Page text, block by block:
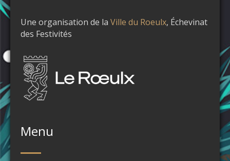
Une organisation de la Ville du Roeulx, Échevinat
des Festivités
Menu